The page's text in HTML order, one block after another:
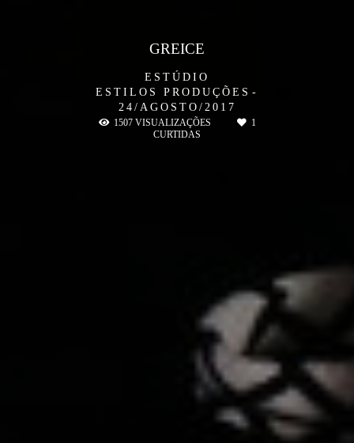
ESTÚDIO
ESTILOS PRODUÇÕES
24/AGOSTO/2017
GREICE
1507VISUALIZAÇÕES
1
CURTIDAS